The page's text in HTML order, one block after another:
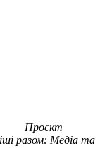
Проєкт
разом: Медіа та